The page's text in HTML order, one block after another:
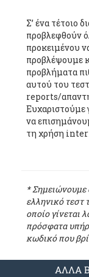
Σ’ ένα τέτοιο
προβλεφθούν
προκειμένου
προβλέψουμε
προβλήματα
αυτού του
reports/
Ευχαριστούμε
να
τη χρήση
* Σημειώνουμε
ελληνικό τεστ
οποίο γίνεται
πρόσφατα
κωδικό που
ΑΛΛΑ